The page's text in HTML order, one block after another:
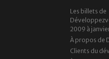
Les billets de
2009 à
À propos de
Clients du